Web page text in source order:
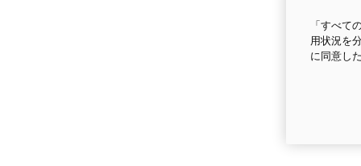
「すべて
用状況を
に同意し